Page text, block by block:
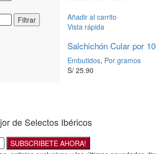
Filtrar
Añadir al carrito
Vista rápida
Salchichón Cular por
Embutidos, Por gramos
S/25.90
de Selectos Ibéricos
SUBSCRIBETE AHORA!